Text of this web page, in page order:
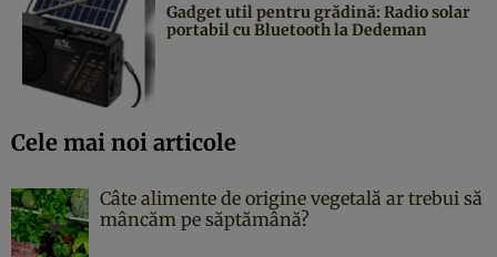
Gadget util pentru grădină: Radio solar
portabil cu Bluetooth la Dedeman
Cele mai noi articole
Câte alimente de origine vegetală ar trebui să
mâncăm pe săptămână?